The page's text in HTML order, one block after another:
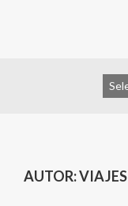
AUTOR:VIAJES